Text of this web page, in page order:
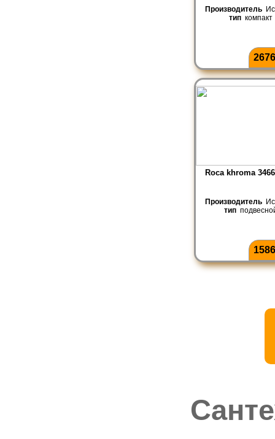
Производитель
тип компакт
Roca khroma
Производитель
тип